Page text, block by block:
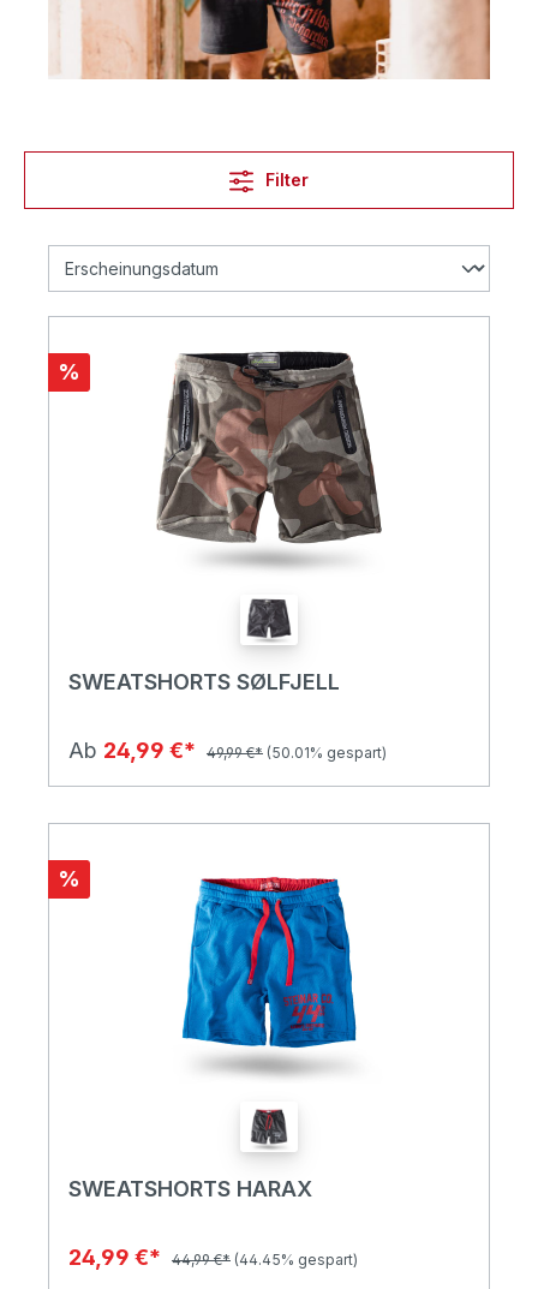
Filter
%
SWEATSHORTS SØLFJELL
Ab 24,99 €* 49,99 €* (50.01% gespart)
%
SWEATSHORTS HARAX
24,99 €* 44,99 €* (44.45% gespart)